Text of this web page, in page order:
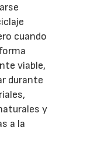
cuando
viable,
durante
y
a la